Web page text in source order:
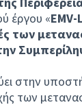
έργου «EMV-
των
στην
των